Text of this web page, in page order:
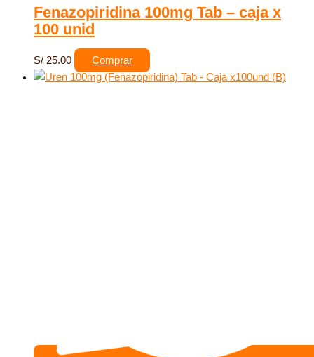
Fenazopiridina 100mg Tab – caja x
100 unid
S/ 25.00 Comprar